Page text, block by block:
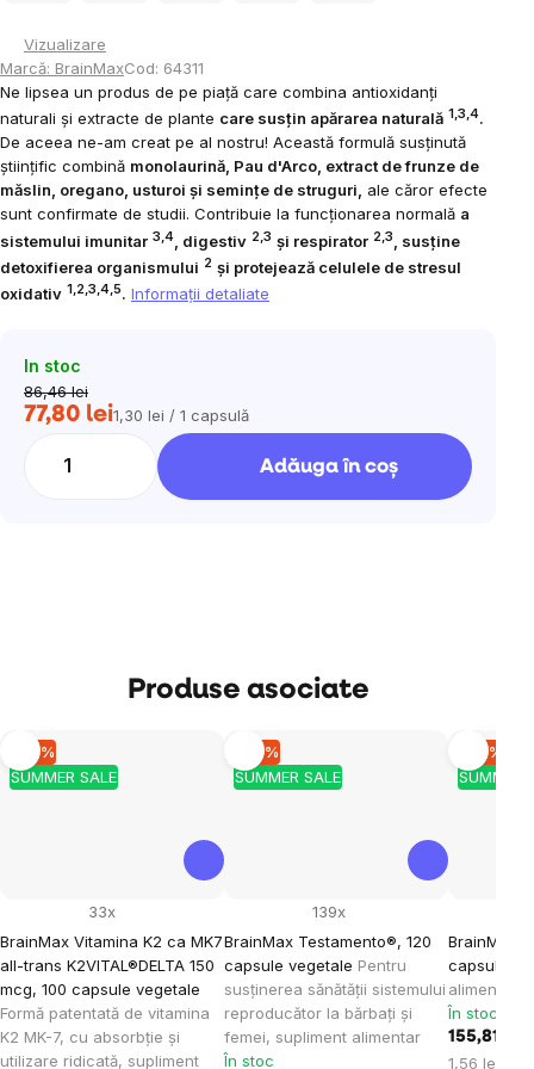
Vizualizare
Marcă: BrainMaxCod: 64311
Ne lipsea un produs de pe piață care combina antioxidanți
naturali și extracte de plante care susțin apărarea naturală 1,3,4.
De aceea ne-am creat pe al nostru! Această formulă susținută
științific combină monolaurină, Pau d'Arco, extract de frunze de
măslin, oregano, usturoi și semințe de struguri, ale căror efecte
sunt confirmate de studii. Contribuie la funcționarea normală a
sistemului imunitar 3,4 , digestiv 2,3 și respirator 2,3
, susține
detoxifierea organismului 2 și protejează celulele de stresul
oxidativ 1,2,3,4,5. Informaţii detaliate
In stoc
86,46 lei
77,80 leiEvaluare
1,30 lei / 1 capsulă
Adăuga în coş
Produse asociate
SUMMER SALE
–10 %
BrainMax Vitamina K2 ca MK7
all-trans K2VITAL®DELTA 150
mcg, 100 capsule vegetale
Formă patentată de vitamina
K2 MK-7, cu absorbție și
utilizare ridicată, supliment
33x
SUMMER SALE
–10 %
BrainMax Testamento®, 120
capsule vegetale Pentru
susținerea sănătății sistemului
reproducător la bărbați și
femei, supliment alimentar
139x
În stoc
SUMMER
–10 %
BrainMax
capsule
alimentar
În stoc
155,81 lei
Evaluare
1,56 lei / 1